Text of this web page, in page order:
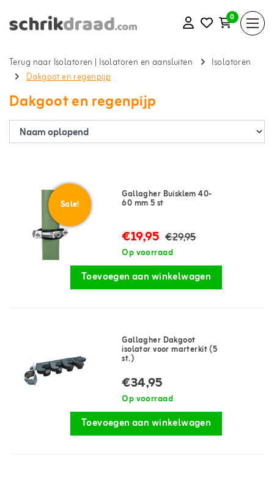
0
Terug naar Isolatoren | Isolatoren en aansluiten
Isolatoren
Dakgoot en regenpijp
Dakgoot en regenpijp
Sale!
Gallagher Buisklem 40-
60 mm 5 st
€19,95 €29,95
Op voorraad
Toevoegen aan winkelwagen
Gallagher Dakgoot
isolator voor marterkit (5
st.)
€34,95
Op voorraad
Toevoegen aan winkelwagen